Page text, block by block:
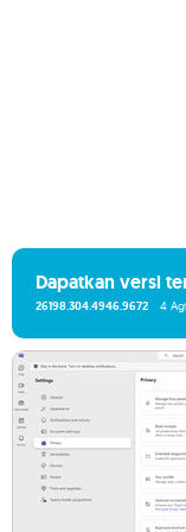
Dapatkan versi
26198.304.4946.9672 4